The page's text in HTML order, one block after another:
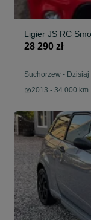
Ligier JS RC
28 290 zł
Suchorzew - Dzisiaj
2013 - 34 000 km